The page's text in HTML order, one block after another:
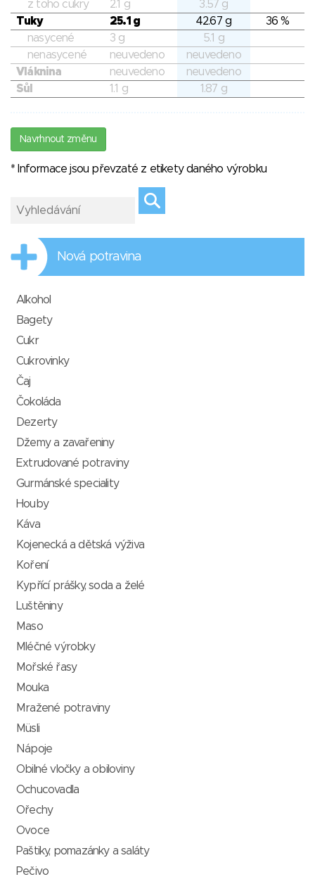
z toho cukry 2.1 g
3.57 g
Tuky
25.1 g 42.67 g
36 %
nasycené
3 g
5.1 g
nenasycené
neuvedeno
neuvedeno
Vláknina
neuvedeno
neuvedeno
Sůl
1.1 g 1.87 g
Navrhnout změnu
* Informace jsou převzaté z etikety daného výrobku
Nová potravina
Alkohol
Bagety
Cukr
Cukrovinky
Čaj
Čokoláda
Dezerty
Džemy a zavařeniny
Extrudované potraviny
Gurmánské speciality
Houby
Káva
Kojenecká a dětská výživa
Koření
Kypřící prášky, soda a želé
Luštěniny
Maso
Mléčné výrobky
Mořské řasy
Mouka
Mražené potraviny
Müsli
Nápoje
Obilné vločky a obiloviny
Ochucovadla
Ořechy
Ovoce
Paštiky, pomazánky a saláty
Pečivo